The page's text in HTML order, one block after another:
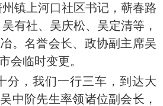
镇上河口社区书记，蕲春路
吴有社、 吴庆松、 吴定清等，
。名誉会长、 政协副主席吴
会临时变更。
分，我们一行三车，到达大
中阶先生率领诸位副会长，